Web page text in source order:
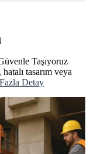
Taşıyoruz
tasarım veya
Detay